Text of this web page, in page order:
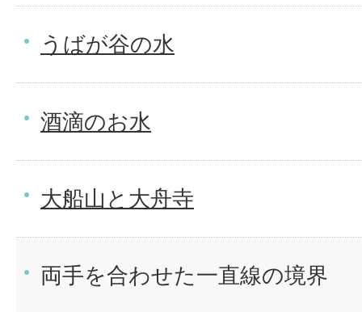
うばが谷の水
酒滴のお水
大船山と大舟寺
両手を合わせた一直線の境界